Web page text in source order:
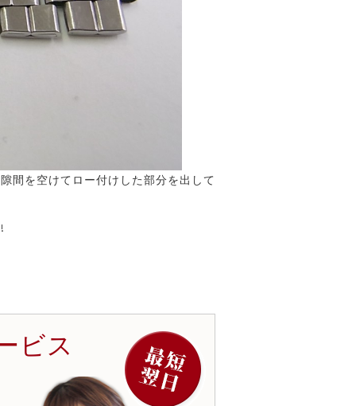
間を空けてロー付けした部分を出して
ビス